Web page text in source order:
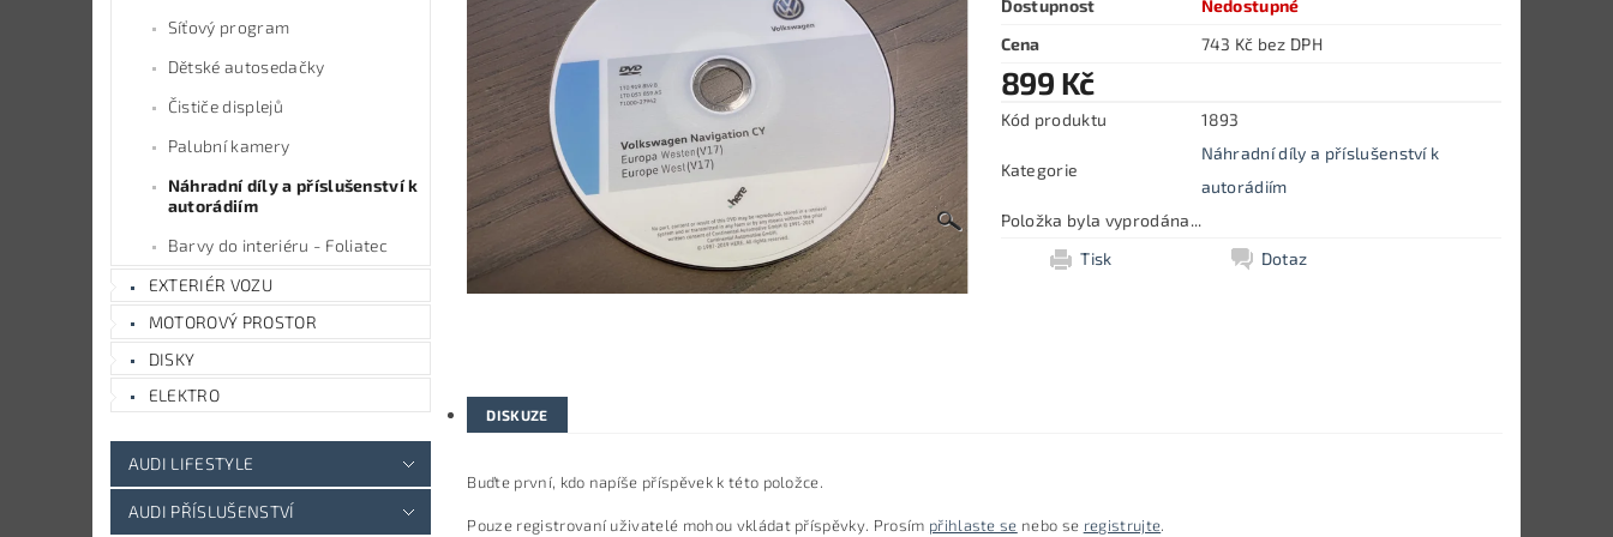
Síťový program
Dětské autosedačky
Čističe displejů
Palubní kamery
Náhradní díly a příslušenství k
autorádiím
Barvy do interiéru - Foliatec
EXTERIÉR VOZU
MOTOROVÝ PROSTOR
DISKY
ELEKTRO
AUDI LIFESTYLE
AUDI PŘÍSLUŠENSTVÍ
Dostupnost
Nedostupné
Cena
743 Kč bez DPH
899 Kč
Kód produktu 1893
Kategorie
Náhradní díly a příslušenství k
autorádiím
Položka byla vyprodána...
Tisk
Dotaz
DISKUZE
Buďte první, kdo napíše příspěvek k této položce.
Pouze registrovaní uživatelé mohou vkládat příspěvky. Prosím přihlaste se nebo se registrujte.